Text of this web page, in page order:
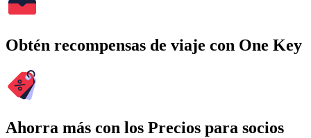
Obtén recompensas de viaje con One Key
Ahorra más con los Precios para socios